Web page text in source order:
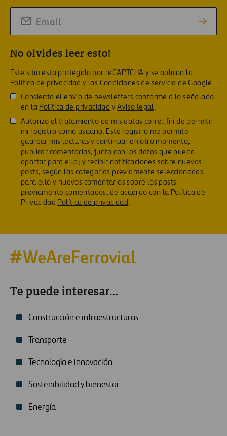
No olvides leer esto!
Este sitio esta protegido por reCAPTCHA y se aplican la
Política de privacidady las Condiciones de servicio de Google.
Consiento el envío de newsletters conforme a lo señalado
en la Política de privacidad yAviso legal.
Autorizo el tratamiento de mis datos con el fin de permitir
mi registro como usuario. Este registro me permite
guardar mis lecturas y continuar en otro momento;
publicar comentarios, junto con los datos que pueda
aportar para ello; y recibir notificaciones sobre nuevos
posts, según las categorías previamente seleccionadas
para ello y nuevos comentarios sobre los posts
previamente comentados, de acuerdo con la Política de
Privacidad Política de privacidad.
Te puede interesar...
Construcción e infraestructuras
Transporte
Tecnología e innovación
Sostenibilidad y bienestar
Energía